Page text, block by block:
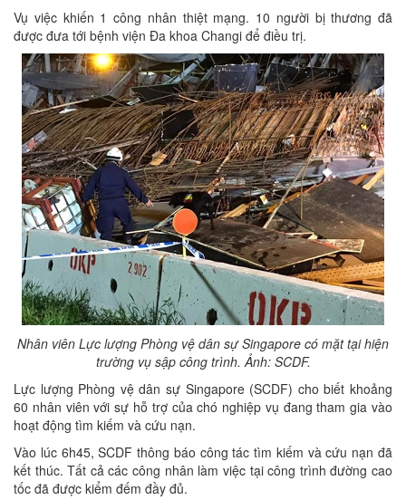
Vụ việc khiến 1 công nhân thiệt mạng. 10 người bị thương đã
được đưa tới bệnh viện Đa khoa Changi để điều trị.
Nhân viên Lực lượng Phòng vệ dân sự Singapore có mặt tại hiện
trường vụ sập công trình. Ảnh: SCDF.
Lực lượng Phòng vệ dân sự Singapore (SCDF) cho biết khoảng
60 nhân viên với sự hỗ trợ của chó nghiệp vụ đang tham gia vào
hoạt động tìm kiếm và cứu nạn.
Vào lúc 6h45, SCDF thông báo công tác tìm kiếm và cứu nạn đã
kết thúc. Tất cả các công nhân làm việc tại công trình đường cao
tốc đã được kiểm đếm đầy đủ.